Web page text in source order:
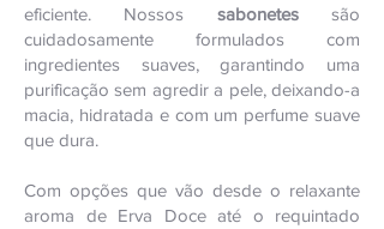
eficiente. Nossos sabonetessão
cuidadosamente formulados com
ingredientes suaves, garantindo uma
purificação sem agredir a pele, deixando-a
macia, hidratada e com um perfume suave
que dura.
Com opções que vão desde o relaxante
aroma de Erva Doce até o requintado